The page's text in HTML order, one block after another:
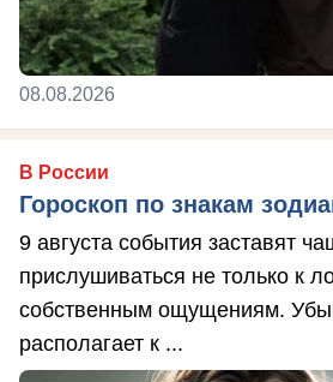
08.08.2026
В России
Гороскоп по знакам
9 августа события заставят
прислушиваться не только к
собственным ощущениям.
располагает к ...